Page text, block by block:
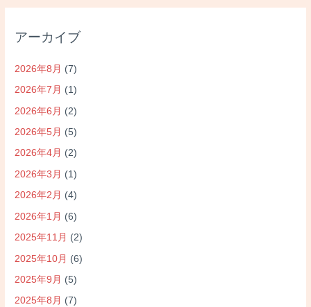
アーカイブ
2026年8月 (7)
2026年7月 (1)
2026年6月 (2)
2026年5月 (5)
2026年4月 (2)
2026年3月 (1)
2026年2月 (4)
2026年1月 (6)
2025年11月 (2)
2025年10月 (6)
2025年9月 (5)
2025年8月 (7)